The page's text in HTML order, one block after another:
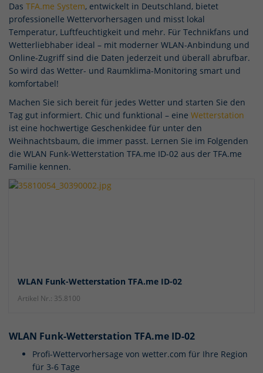
Das TFA.me System, entwickelt in Deutschland, bietet
professionelle Wettervorhersagen und misst lokal
Temperatur, Luftfeuchtigkeit und mehr. Für Technikfans und
Wetterliebhaber ideal – mit moderner WLAN-Anbindung und
Online-Zugriff sind die Daten jederzeit und überall abrufbar.
So wird das Wetter- und Raumklima-Monitoring smart und
komfortabel!
Machen Sie sich bereit für jedes Wetter und starten Sie den
Tag gut informiert. Chic und funktional – eine Wetterstation
ist eine hochwertige Geschenkidee für unter den
Weihnachtsbaum, die immer passt. Lernen Sie im Folgenden
die WLAN Funk-Wetterstation TFA.me ID-02 aus der TFA.me
Familie kennen.
WLAN Funk-Wetterstation TFA.me ID-02
Artikel Nr.: 35.8100
WLAN Funk-Wetterstation TFA.me ID-02
Profi-Wettervorhersage von wetter.com für Ihre Region
für 3-6 Tage